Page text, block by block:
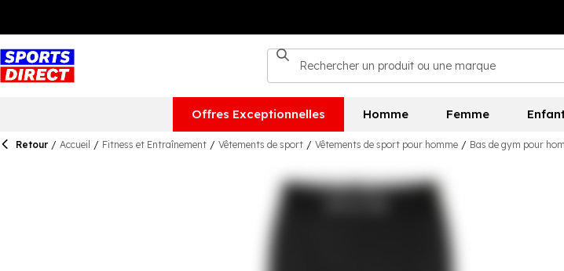
Offres Exceptionnelles Homme Femme
Retour / Accueil / Fitness et Entraînement / Vêtements de sport / Vêtements de sport pour homme / Bas de gym pour